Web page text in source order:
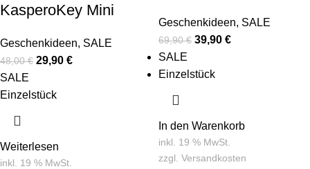
KasperoKey Mini
Geschenkideen, SALE
48,00€ 29,90 €
SALE
Einzelstück
Weiterlesen
inkl. 19 % MwSt.
Geschenkideen, SALE
69,90€ 39,90 €
SALE
Einzelstück
In den Warenkorb
inkl. 19 % MwSt.
zzgl. Versandkosten